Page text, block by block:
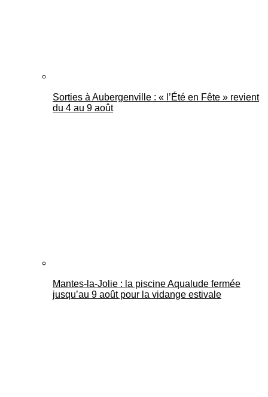
Sorties à Aubergenville : « l’Été en Fête » revient
du 4 au 9 août
Mantes-la-Jolie : la piscine Aqualude fermée
jusqu’au 9 août pour la vidange estivale